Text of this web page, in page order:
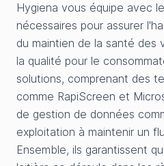
Hygiena vous équipe avec
nécessaires pour assurer
du maintien de la santé des
la qualité pour le
solutions, comprenant des
comme RapiScreen et
de gestion de données
exploitation à maintenir un
Ensemble, ils garantissent